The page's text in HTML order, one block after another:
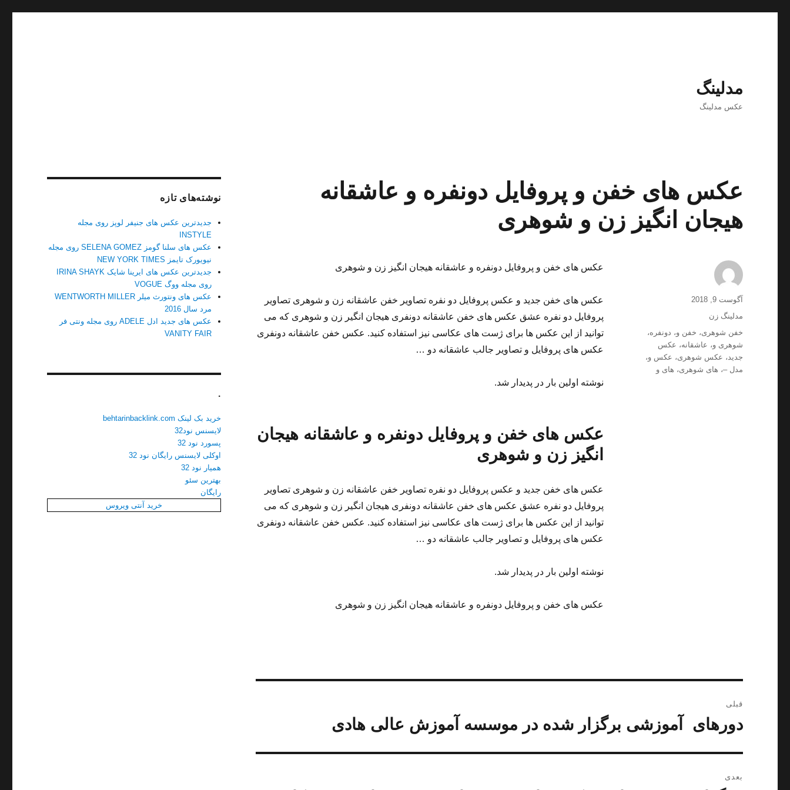
مدلینگ
عکس مدلینگ
عکس های خفن و پروفایل دونفره و عاشقانه
هیجان انگیز زن و شوهری
عکس های خفن و پروفایل دونفره و عاشقانه هیجان انگیز زن و شوهری
عکس های خفن جدید و عکس پروفایل دو نفره تصاویر خفن عاشقانه زن و شوهری تصاویر
پروفایل دو نفره عشق عکس های خفن عاشقانه دونفری هیجان انگیر زن و شوهری که می
توانید از این عکس ها برای ژست های عکاسی نیز استفاده کنید. عکس خفن عاشقانه دونفری
عکس های پروفایل و تصاویر جالب عاشقانه دو …
نوشته اولین بار در پدیدار شد.
عکس های خفن و پروفایل دونفره و عاشقانه هیجان
انگیز زن و شوهری
عکس های خفن جدید و عکس پروفایل دو نفره تصاویر خفن عاشقانه زن و شوهری تصاویر
پروفایل دو نفره عشق عکس های خفن عاشقانه دونفری هیجان انگیر زن و شوهری که می
توانید از این عکس ها برای ژست های عکاسی نیز استفاده کنید. عکس خفن عاشقانه دونفری
عکس های پروفایل و تصاویر جالب عاشقانه دو …
نوشته اولین بار در پدیدار شد.
عکس های خفن و پروفایل دونفره و عاشقانه هیجان انگیز زن و شوهری
نویسنده
ارسال
شده
آگوست 9, 2018
دسته‌ها
مدلینگ زن
برچسب‌ها
خفن شوهری، خفن و، دونفره،
شوهری و، عاشقانه، عکس
جدید، عکس شوهری، عکس و،
مدل –، های شوهری، های و
نوشته
قبلی
نوشته
دورهای آموزشی برگزار شده در موسسه آموزش عالی هادی
بعدی
نوشته‌های تازه
جدیدترین عکس های جنیفر لوپز روی مجله
INSTYLE
عکس های سلنا گومز SELENA GOMEZ روی مجله
نیویورک تایمز NEW YORK TIMES
جدیدترین عکس های ایرینا شایک IRINA SHAYK
روی مجله ووگ VOGUE
عکس های ونتورث میلر WENTWORTH MILLER
مرد سال 2016
عکس های جدید ادل ADELE روی مجله ونتی فر
VANITY FAIR
.
خرید بک لینک behtarinbacklink.com
لایسنس نود32
پسورد نود 32
اوکلی لایسنس رایگان نود 32
همیار نود 32
بهترین سئو
رایگان
خرید آنتی ویروس